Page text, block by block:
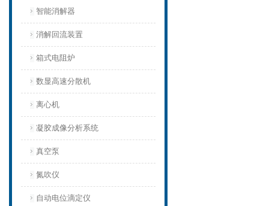
智能消解器
消解回流装置
箱式电阻炉
数显高速分散机
离心机
凝胶成像分析系统
真空泵
氮吹仪
自动电位滴定仪